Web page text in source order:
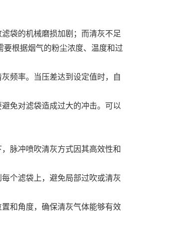
袋的机械磨损加剧；而清灰不足
根据烟气的粉尘浓度、温度和过
频率。当压差达到设定值时，自
免对滤袋造成过大的冲击。可以
脉冲喷吹清灰方式因其高效性和
个滤袋上，避免局部过吹或清灰
和角度，确保清灰气体能够有效